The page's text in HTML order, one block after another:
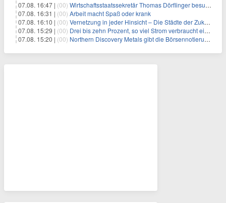
07.08. 16:47 | (00) Wirtschaftsstaatssekretär Thomas Dörflinger besucht Handwerksbetrieb im Kammerbezirk Freiburg
07.08. 16:31 | (00) Arbeit macht Spaß oder krank
07.08. 16:10 | (00) Vernetzung in jeder Hinsicht – Die Städte der Zukunft sind grün-blau
07.08. 15:29 | (00) Drei bis zehn Prozent, so viel Strom verbraucht ein Aufzug im Gebäude
07.08. 15:20 | (00) Northern Discovery Metals gibt die Börsennotierung an der Frankfurter Wertpapierbörse bekannt